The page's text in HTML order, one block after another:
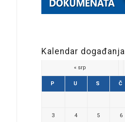
Kalendar događanja
P U S Č
3 4 5 6
« srp